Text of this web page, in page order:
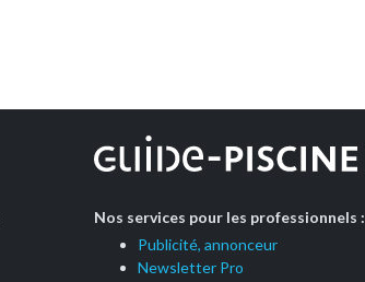
Nos services pour les professionnels :
Publicité, annonceur
Newsletter Pro